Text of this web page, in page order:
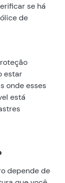
se há
de
estar
onde esses
está
depende de